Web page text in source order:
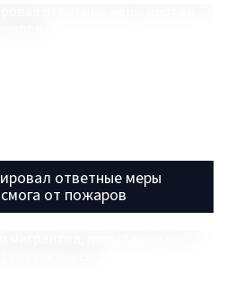
ответные меры
от пожаров